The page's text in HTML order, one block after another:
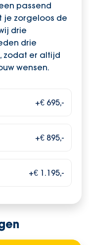
passend
je zorgeloos de
drie
drie
zodat er altijd
wensen.
+€ 695,-
+€ 895,-
+€ 1.195,-